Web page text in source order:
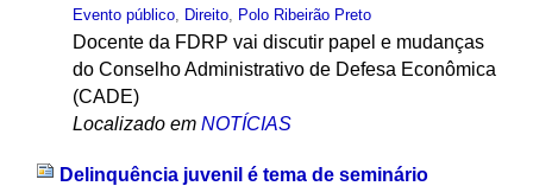
Evento público, Direito, Polo Ribeirão Preto
Docente da FDRP vai discutir papel e mudanças
do Conselho Administrativo de Defesa Econômica
(CADE)
Localizado em NOTÍCIAS
Delinquência juvenil é tema de seminário